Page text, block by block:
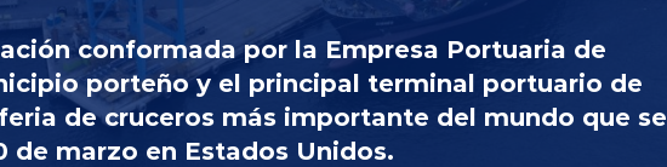
conformada por la Empresa Portuaria de
porteño y el principal terminal portuario de
de cruceros más importante del mundo que se
de marzo en Estados Unidos.